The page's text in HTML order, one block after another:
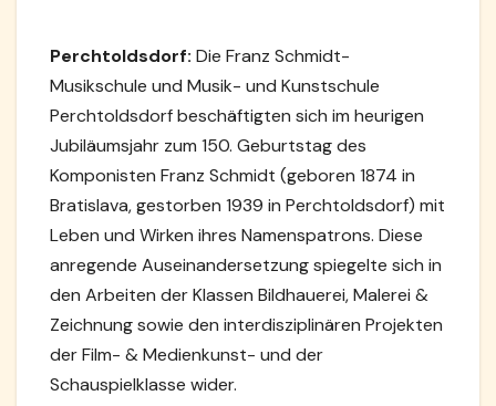
Perchtoldsdorf: Die Franz Schmidt-
Musikschule und Musik- und Kunstschule
Perchtoldsdorf beschäftigten sich im heurigen
Jubiläumsjahr zum 150. Geburtstag des
Komponisten Franz Schmidt (geboren 1874 in
Bratislava, gestorben 1939 in Perchtoldsdorf) mit
Leben und Wirken ihres Namenspatrons. Diese
anregende Auseinandersetzung spiegelte sich in
den Arbeiten der Klassen Bildhauerei, Malerei &
Zeichnung sowie den interdisziplinären Projekten
der Film- & Medienkunst- und der
Schauspielklasse wider.